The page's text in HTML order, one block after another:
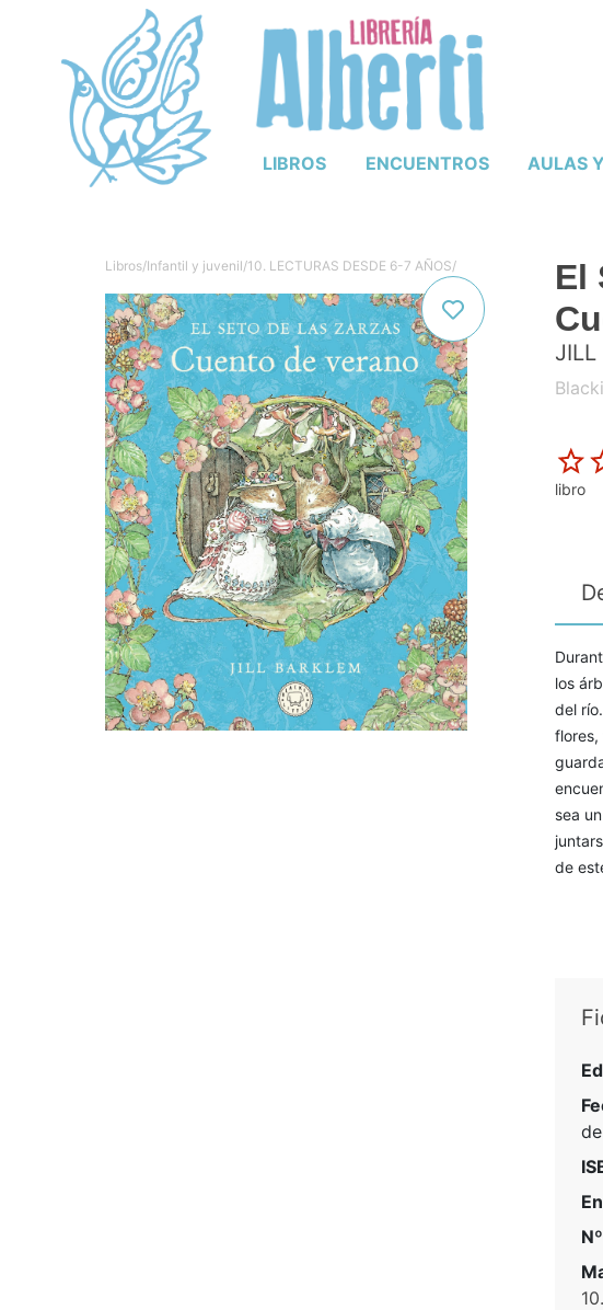
LIBROS ENCUENTROS AULAS
Libros/Infantil y juvenil/10. LECTURAS DESDE 6-7 AÑOS/
El
JILL
libro
los
del
flores,
sea
de